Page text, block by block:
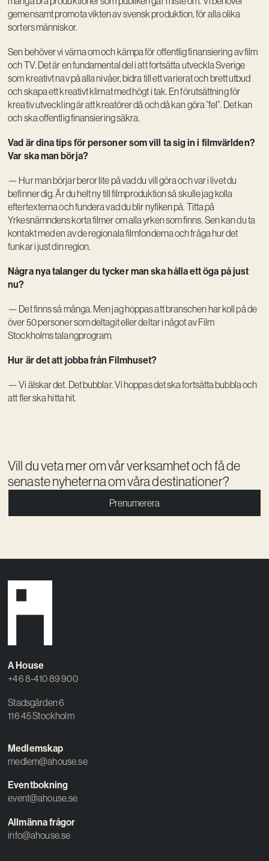
gemensamt promota vikten av svensk produktion, för alla olika
sorters människor.
Sen behöver vi värna om och kämpa för offentlig finansiering av film
och TV. Det är en fundamental del i att fortsätta utveckla Sverige
som kreativt nav på alla nivåer, bidra till ett varierat och brett utbud
och skapa ett kreativt klimat med högt i tak. En förutsättning för
kreativ utveckling är att kreatörer då och då kan göra ”fel”. Det kan
och ska offentlig finansiering säkra.
Vad är dina tips för personer som vill ta sig in i filmvärlden?
Var ska man börja?
— Hur man börjar beror lite på vad du vill göra och var i livet du
befinner dig. Är du helt ny till filmproduktion så skulle jag kolla
eftertexterna och fundera vad du blir nyfiken på. Titta på
Yrkesnämndens korta filmer om alla yrken som finns. Sen kan du ta
kontakt med en av de regionala filmfonderna och fråga hur det
funkar i just din region.
Några nya talanger du tycker man ska hålla ett öga på just
nu?
— Det finns så många. Men jag hoppas att branschen har koll på de
över 50 personer som deltagit eller deltar i något av Film
Stockholms talangprogram.
Hur är det att jobba från Filmhuset?
— Vi älskar det. Det bubblar. Vi hoppas det ska fortsätta bubbla och
att fler ska hitta hit.
Vill du veta mer om vår verksamhet och få de
senaste nyheterna om våra destinationer?
Prenumerera
A House
+46 8-410 89 900
Stadsgården 6
116 45 Stockholm
Medlemskap
medlem@ahouse.se
Eventbokning
event@ahouse.se
Allmänna frågor
info@ahouse.se